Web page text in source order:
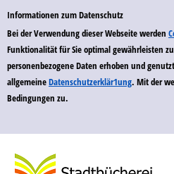
Einfache Suche
Informationen zum Datenschutz
Bei der Verwendung dieser Webseite werden
Funktionalität für Sie optimal gewährleisten
personenbezogene Daten erhoben und
allgemeineDatenschutzerklär1ung. Mit der
Bedingungen zu.